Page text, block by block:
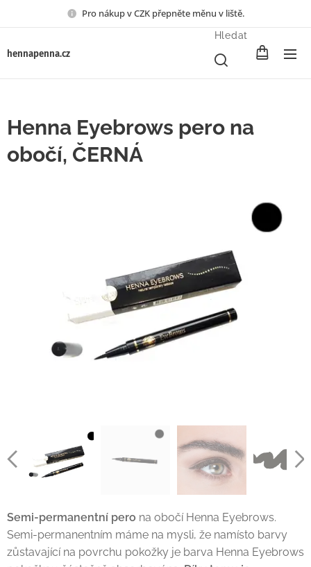
Pro nákup v CZK přepněte měnu v liště.
hennapenna.cz
Hledat
Henna Eyebrows pero na
obočí, ČERNÁ
Semi-permanentní pero na obočí Henna Eyebrows.
Semi-permanentním máme na mysli, že namísto barvy
zůstavající na povrchu pokožky je barva Henna Eyebrows